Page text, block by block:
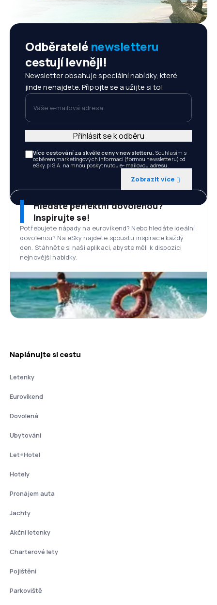
Odběratelé newsletteru
cestují levněji!
Newsletter obsahuje speciální nabídky, které
jinde nenajdete. Připojte se a užijte si to!
Vaše e-mailová adresa
Více cestování za skvělé ceny v newsletteru. Souhlasím s
odběrem marketingových informací (formou newsletteru) od
eSky.pl S.A. na mnou poskytnutou e-mailovou adresu.
Zobrazit více
Přihlásit se k odběru
Hledáte perfektní dovolenou?
Inspirujte se!
Potřebujete nápady na eurovíkend? Nebo hledáte ideální
dovolenou? Na eSky najdete spoustu inspirace každý
den. Stáhněte si naši aplikaci, abyste měli k dispozici
nejnovější nabídky.
Naplánujte si cestu
Letenky
Eurovíkend
Dovolená
Ubytování
Let+Hotel
Hotely
Pronájem auta
Jachty
Akční letenky
Charterové lety
Pojištění
Parkoviště